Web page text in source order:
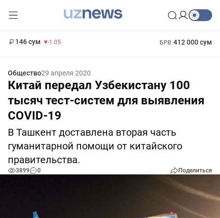
146 сум -1.05 БРВ 412 000 сум
Общество29 апреля 2020
Китай передал Узбекистану 100
тысяч тест-систем для выявления
COVID-19
В Ташкент доставлена вторая часть
гуманитарной помощи от китайского
правительства.
3899 0 Поделиться